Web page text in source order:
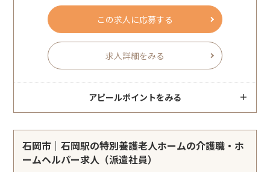
この求人に応募する
求人詳細をみる
アピールポイントをみる
石岡市｜石岡駅の特別養護老人ホームの介護職・ホ
ームヘルパー求人（派遣社員）